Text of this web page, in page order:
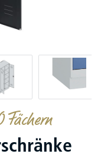
Fächern